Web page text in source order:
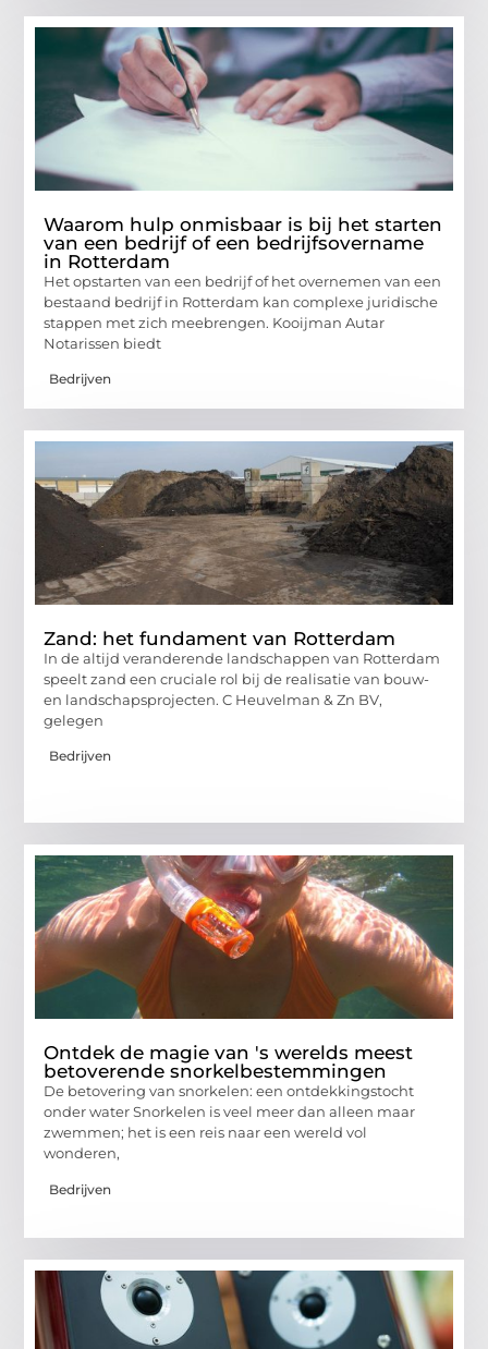
Waarom hulp onmisbaar is bij het starten
van een bedrijf of een bedrijfsovername
in Rotterdam
Het opstarten van een bedrijf of het overnemen van een
bestaand bedrijf in Rotterdam kan complexe juridische
stappen met zich meebrengen. Kooijman Autar
Notarissen biedt
Bedrijven
Zand: het fundament van Rotterdam
In de altijd veranderende landschappen van Rotterdam
speelt zand een cruciale rol bij de realisatie van bouw-
en landschapsprojecten. C Heuvelman & Zn BV,
gelegen
Bedrijven
Ontdek de magie van 's werelds meest
betoverende snorkelbestemmingen
De betovering van snorkelen: een ontdekkingstocht
onder water Snorkelen is veel meer dan alleen maar
zwemmen; het is een reis naar een wereld vol
wonderen,
Bedrijven